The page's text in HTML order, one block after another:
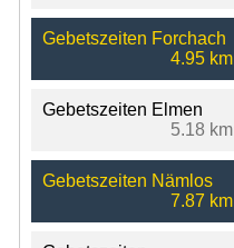
Gebetszeiten Forchach
4.95 km
Gebetszeiten Elmen
5.18 km
Gebetszeiten Nämlos
7.87 km